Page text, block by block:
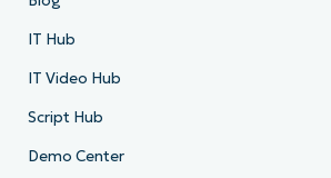
IT Hub
IT Video Hub
Script Hub
Demo Center